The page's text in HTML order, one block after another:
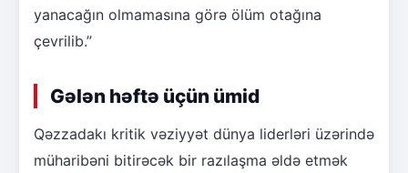
yanacağın olmamasına görə ölüm otağına
çevrilib.”
Gələn həftə üçün ümid
Qəzzadakı kritik vəziyyət dünya liderləri üzərində
müharibəni bitirəcək bir razılaşma əldə etmək